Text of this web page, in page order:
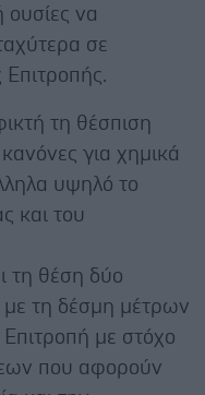
ουσίες να
σε
τη θέσπιση
για χημικά
υψηλό το
και του
τη θέση δύο
με τη δέσμη μέτρων
με στόχο
που αφορούν